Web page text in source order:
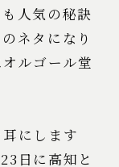
人気の秘訣
ネタになり
ルゴール堂
にします
日に高知と